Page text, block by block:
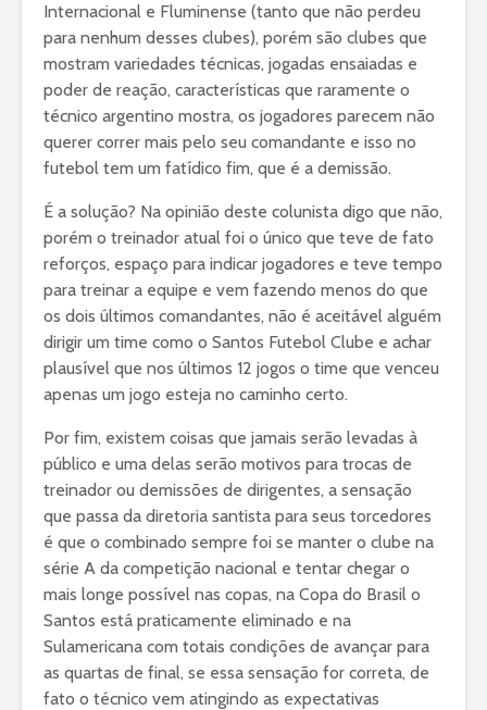
Internacional e Fluminense (tanto que não perdeu
para nenhum desses clubes), porém são clubes que
mostram variedades técnicas, jogadas ensaiadas e
poder de reação, características que raramente o
técnico argentino mostra, os jogadores parecem não
querer correr mais pelo seu comandante e isso no
futebol tem um fatídico fim, que é a demissão.
É a solução? Na opinião deste colunista digo que não,
porém o treinador atual foi o único que teve de fato
reforços, espaço para indicar jogadores e teve tempo
para treinar a equipe e vem fazendo menos do que
os dois últimos comandantes, não é aceitável alguém
dirigir um time como o Santos Futebol Clube e achar
plausível que nos últimos 12 jogos o time que venceu
apenas um jogo esteja no caminho certo.
Por fim, existem coisas que jamais serão levadas à
público e uma delas serão motivos para trocas de
treinador ou demissões de dirigentes, a sensação
que passa da diretoria santista para seus torcedores
é que o combinado sempre foi se manter o clube na
série A da competição nacional e tentar chegar o
mais longe possível nas copas, na Copa do Brasil o
Santos está praticamente eliminado e na
Sulamericana com totais condições de avançar para
as quartas de final, se essa sensação for correta, de
fato o técnico vem atingindo as expectativas